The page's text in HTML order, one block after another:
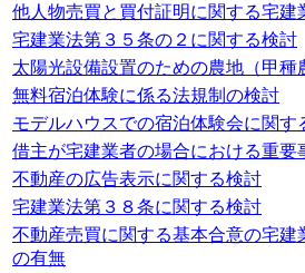
他人物売買と買付証明に関する宅建
宅建業法第３５条の２に関する検討
太陽光設備設置のための農地（甲種
無料宿泊体験に係る法規制の検討
モデルハウスでの宿泊体験会に関す
借主が宅建業者の場合における重要
不動産の広告表示に関する検討
宅建業法第３８条に関する検討
不動産売買に関する基本合意の宅建
の有無